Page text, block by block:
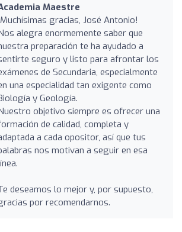
Maestre
gracias, José Antonio!
alegra enormemente saber que
preparación te ha ayudado a
seguro y listo para afrontar los
de Secundaria, especialmente
una especialidad tan exigente como
y Geología.
objetivo siempre es ofrecer una
de calidad, completa y
a cada opositor, así que tus
nos motivan a seguir en esa
deseamos lo mejor y, por supuesto,
por recomendarnos.